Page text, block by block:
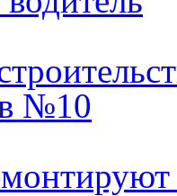
№10